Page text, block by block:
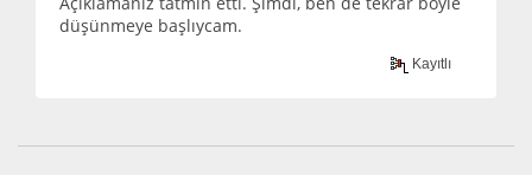
düşünmeye başlıycam.
Kayıtlı